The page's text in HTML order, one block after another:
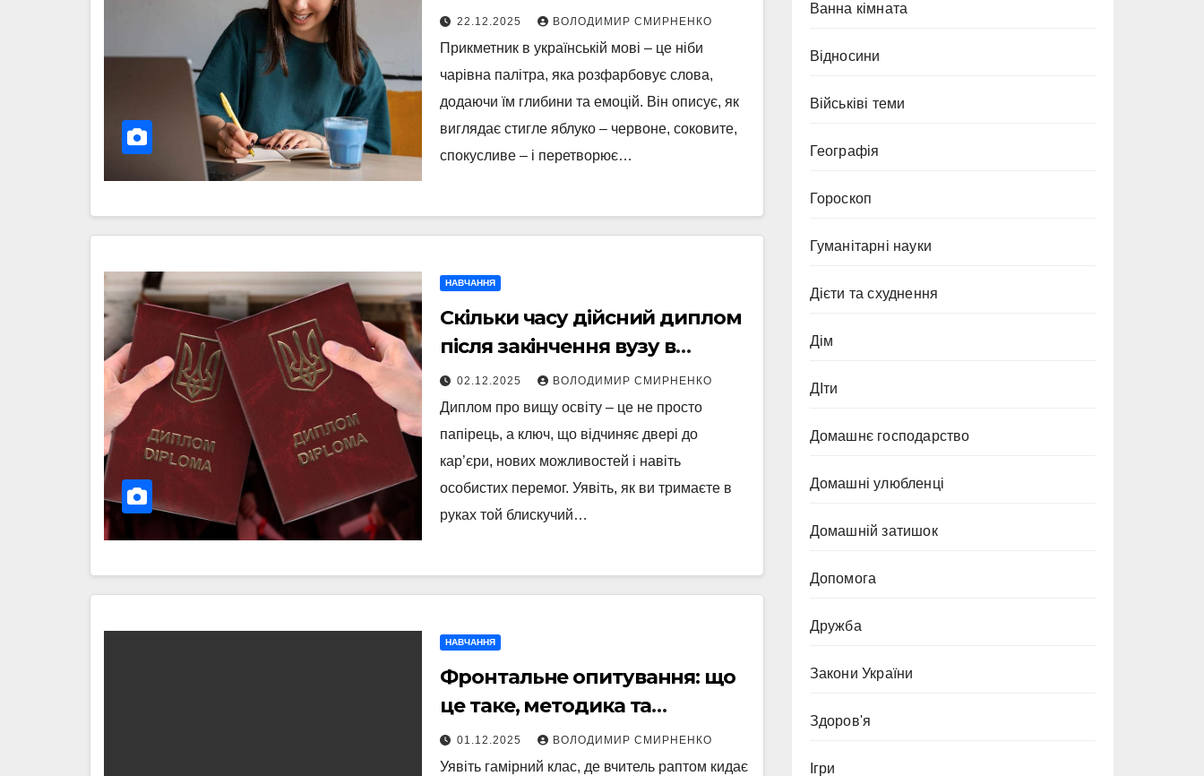
мови
22.12.2025 ВОЛОДИМИР СМИРНЕНКО
Прикметник в українській мові – це ніби
чарівна палітра, яка розфарбовує слова,
додаючи їм глибини та емоцій. Він описує, як
виглядає стигле яблуко – червоне, соковите,
спокусливе – і перетворює…
НАВЧАННЯ
Скільки часу дійсний диплом
після закінчення вузу в
Україні: повний розбір
02.12.2025 ВОЛОДИМИР СМИРНЕНКО
Диплом про вищу освіту – це не просто
папірець, а ключ, що відчиняє двері до
кар’єри, нових можливостей і навіть
особистих перемог. Уявіть, як ви тримаєте в
руках той блискучий…
НАВЧАННЯ
Фронтальне опитування: що
це таке, методика та
приклади для сучасних
уроків
01.12.2025 ВОЛОДИМИР СМИРНЕНКО
Уявіть гамірний клас, де вчитель раптом кидає
Ванна кімната
Відносини
Військіві теми
Географія
Гороскоп
Гуманітарні науки
Дієти та схуднення
Дім
ДІти
Домашнє господарство
Домашні улюбленці
Домашній затишок
Допомога
Дружба
Закони України
Здоров'я
Ігри